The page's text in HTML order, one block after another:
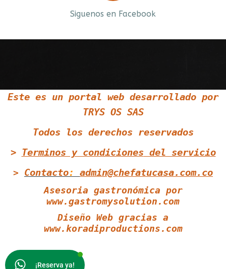
Siguenos en Facebook
Este es un portal web desarrollado por
TRYS OS SAS
Todos los derechos reservados
> Terminos y condiciones del servicio
> Contacto: admin@chefatucasa.com.co
Asesoria gastronómica por
www.gastromysolution.com
Diseño Web gracias a
www.koradiproductions.com
¡Reserva ya!